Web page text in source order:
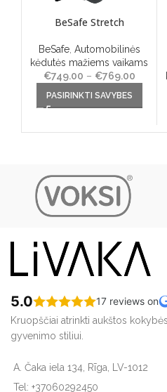
BeSafe Stretch
BeSafe, Automobilinės
kėdutės mažiems vaikams
€749.00 – €769.00
PASIRINKTI SAVYBES
5.0 17 reviews on
Kruopščiai atrinkti aukštos
gyvenimo stiliui.
A. Čaka iela 134, Rīga, LV-1012
Tel: +37060292450